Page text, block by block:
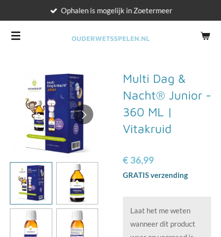
naar
OUDERWETSSPELEN.NL
Ophalen is mogelijk in Zoetermeer
Multi Dag &
Nacht® Junior -
360 ML |
Vitakruid
€ 36,99
GRATIS verzending
Laat het me weten
wanneer dit product